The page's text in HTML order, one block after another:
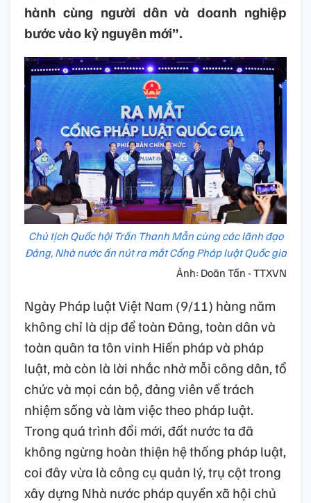
hành cùng người dân và doanh nghiệp
bước vào kỷ nguyên mới”.
Chủ tịch Quốc hội Trần Thanh Mẫn cùng các lãnh đạo
Đảng, Nhà nước ấn nút ra mắt Cổng Pháp luật Quốc gia
Ảnh: Doãn Tấn - TTXVN
Ngày Pháp luật Việt Nam (9/11) hàng năm
không chỉ là dịp để toàn Đảng, toàn dân và
toàn quân ta tôn vinh Hiến pháp và pháp
luật, mà còn là lời nhắc nhở mỗi công dân, tổ
chức và mọi cán bộ, đảng viên về trách
nhiệm sống và làm việc theo pháp luật.
Trong quá trình đổi mới, đất nước ta đã
không ngừng hoàn thiện hệ thống pháp luật,
coi đây vừa là công cụ quản lý, trụ cột trong
xây dựng Nhà nước pháp quyền xã hội chủ